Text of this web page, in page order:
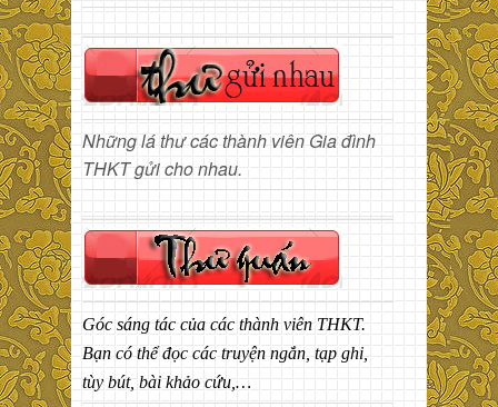
Những lá thư các thành viên Gia đình
THKT gửi cho nhau.
Góc sáng tác của các thành viên THKT.
Bạn có thể đọc các truyện ngắn, tạp ghi,
tùy bút, bài khảo cứu,…